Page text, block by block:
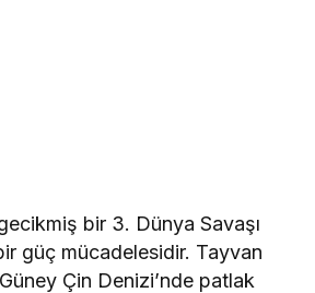
bir 3. Dünya Savaşı
güç mücadelesidir. Tayvan
Çin Denizi’nde patlak